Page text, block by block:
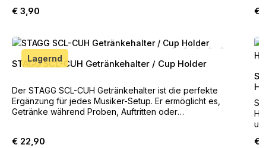
Geeignet für gerade und konische Mikrofontypen
von 22 bis 32 mm
Regulärer Preis:
€ 3,90 €
Produktgalerie überspringen
Lagernd
Durchschnittliche
STAGG SCL-CUH Getränkehalter / Cup Holder
Der STAGG SCL-CUH Getränkehalter ist die perfekte
Ergänzung für jedes Musiker-Setup. Er ermöglicht es,
Getränke während Proben, Auftritten oder
Befestigung eignet er sich ideal für Live-Performer,
Regulärer Preis:
€ 22,90 €